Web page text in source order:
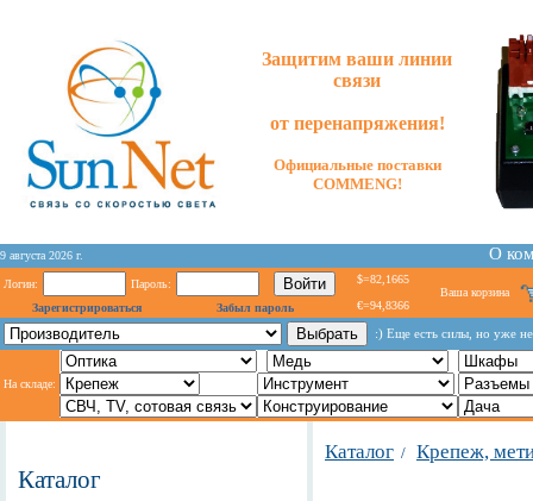
Защитим ваши линии
связи
от перенапряжения!
Официальные поставки
COMMENG!
9 августа 2026 г. О
Логин:
Пароль:
Зарегистрироваться
Забыл пароль
$=82,1665
€=94,8366
Ваша корзина
:) Еще есть силы, но уже
На складе:
Каталог
Каталог / Крепеж,